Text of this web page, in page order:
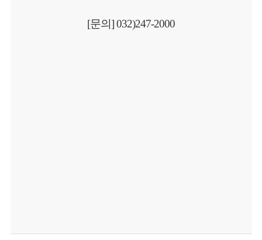
[문의] 032)247-2000